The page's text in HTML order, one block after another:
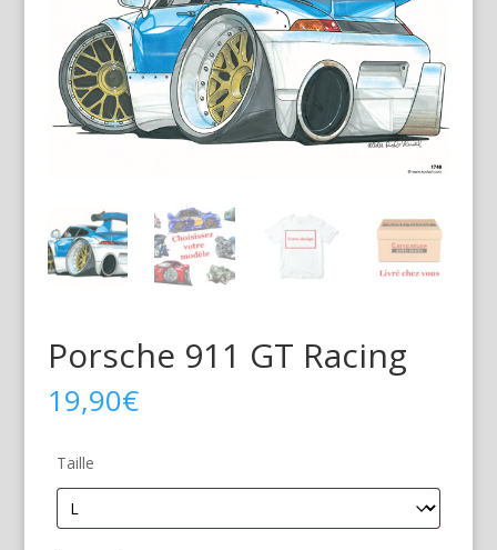
Porsche 911 GT Racing
19,90€
Taille